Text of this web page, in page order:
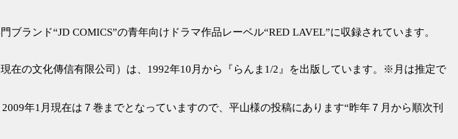
ランド“JD COMICS”の青年向けドラマ作品レーベル“RED LAVEL”に収録されています。
の文化傳信有限公司）は、1992年10月から『らんま1/2』を出版しています。※月は推定で
年1月現在は７巻までとなっていますので、平山様の投稿にあります“昨年７月から順次刊